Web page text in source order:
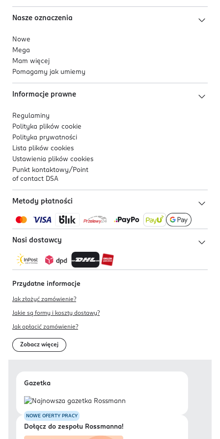
Nasze oznaczenia
Nowe
Mega
Mam więcej
Pomagamy jak umiemy
Informacje prawne
Regulaminy
Polityka plików cookie
Polityka prywatności
Lista plików cookies
Ustawienia plików cookies
Punkt kontaktowy/ Point
of contact DSA
Metody płatności
Nasi dostawcy
Przydatne informacje
Jak złożyć zamówienie?
Jakie są formy i koszty dostawy?
Jak opłacić zamówienie?
Zobacz więcej
Gazetka
NOWE OFERTY PRACY
Dołącz do zespołu Rossmanna!